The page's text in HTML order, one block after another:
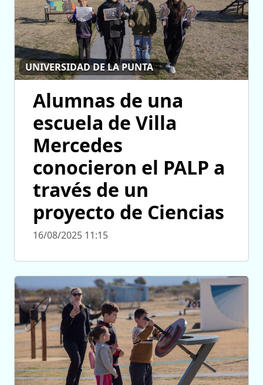
UNIVERSIDAD DE LA PUNTA
Alumnas de una
escuela de Villa
Mercedes
conocieron el PALP a
través de un
proyecto de Ciencias
16/08/2025 11:15